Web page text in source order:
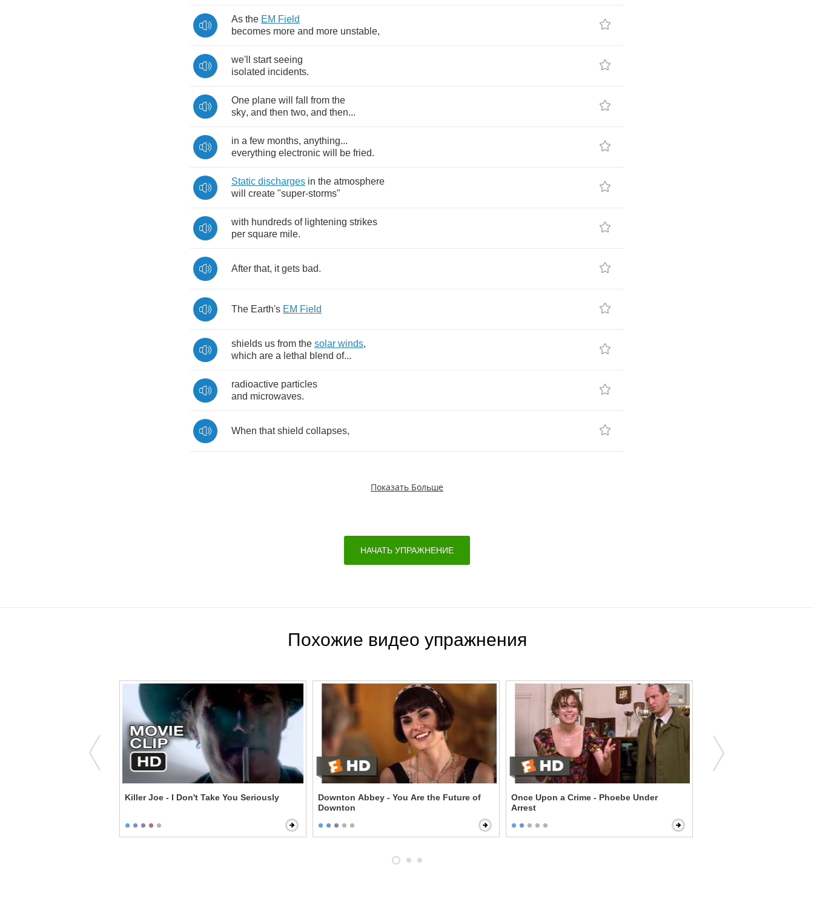
As the EM Field
becomes more and more unstable,
we'll start seeing
isolated incidents.
One plane will fall from the
sky, and then two, and then...
in a few months, anything...
everything electronic will be fried.
Static discharges in the atmosphere
will
create "super-storms"
with hundreds of lightening strikes
per square mile.
After that, it gets bad.
The Earth's EM Field
shields us from the solar winds,
which are a lethal blend of...
radioactive particles
and microwaves.
When that shield collapses,
Показать Больше
НАЧАТЬ УПРАЖНЕНИЕ
Похожие видео упражнения
Killer Joe - I Don't Take You Seriously
Downton Abbey - You Are the Future of
Downton
Once Upon a Crime - Phoebe Under
Arrest